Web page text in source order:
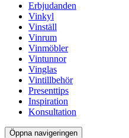
Erbjudanden
Vinkyl
Vinställ
Vinrum
Vinmöbler
Vintunnor
Vinglas
Vintillbehör
Presenttips
Inspiration
Konsultation
Öppna navigeringen